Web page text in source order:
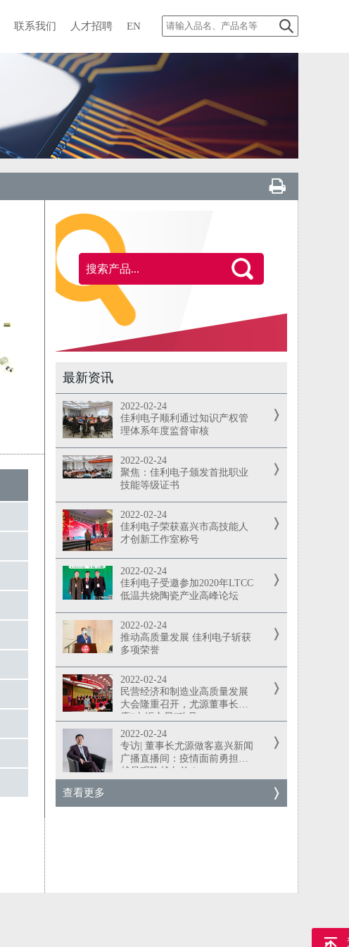
联系我们 人才招聘 EN
最新资讯
2022-02-24
佳利电子顺利通过知识产权管
理体系年度监督审核
2022-02-24
聚焦：佳利电子颁发首批职业
技能等级证书
2022-02-24
佳利电子荣获嘉兴市高技能人
才创新工作室称号
2022-02-24
佳利电子受邀参加2020年LTCC
低温共烧陶瓷产业高峰论坛
2022-02-24
推动高质量发展 佳利电子斩获
多项荣誉
2022-02-24
民营经济和制造业高质量发展
大会隆重召开，尤源董事长荣
膺“火炬之星”称号
2022-02-24
专访| 董事长尤源做客嘉兴新闻
广播直播间：疫情面前勇担当
越是艰险越向前！
查看更多